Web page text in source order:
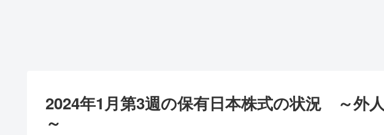
2024年1月第3週の保有日本株式の状況 ～外
～